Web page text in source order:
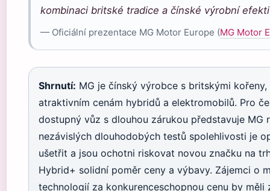
kombinaci britské tradice a čínské výrobní
— Oficiální prezentace MG Motor Europe (MG Motor
Shrnutí: MG je čínský výrobce s britskými
atraktivním cenám hybridů a elektromobilů. Pro
dostupný vůz s dlouhou zárukou představuje
nezávislých dlouhodobých testů spolehlivosti je
ušetřit a jsou ochotni riskovat novou značku na
Hybrid+ solidní poměr ceny a výbavy. Zájemci o
technologií za konkurenceschopnou cenu by